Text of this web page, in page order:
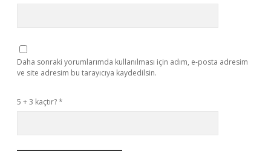
Daha sonraki yorumlarımda kullanılması için adım, e-posta adresim
ve site adresim bu tarayıcıya kaydedilsin.
5 + 3 kaçtır?*